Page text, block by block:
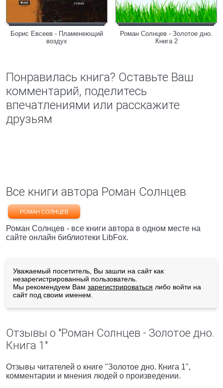
Борис Евсеев - Пламенеющий
воздух
Роман Солнцев - Золотое дно.
Книга 2
Понравилась книга? Оставьте Ваш
комментарий, поделитесь
впечатлениями или расскажите
друзьям
Все книги автора Роман Солнцев
РОМАН СОЛНЦЕВ
Роман Солнцев - все книги автора в одном месте на
сайте онлайн библиотеки LibFox.
Уважаемый посетитель, Вы зашли на сайт как
незарегистрированный пользователь.
Мы рекомендуем Вам зарегистрироваться либо войти на
сайт под своим именем.
Отзывы о "Роман Солнцев - Золотое дно.
Книга 1"
Отзывы читателей о книге "Золотое дно. Книга 1",
комментарии и мнения людей о произведении.